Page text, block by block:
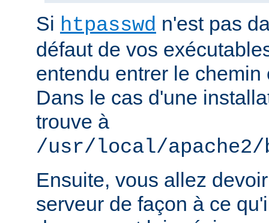
Si htpasswd n'est pas
défaut de vos
entendu entrer le chemin
Dans le cas d'une
trouve à
/usr/local/apache2/
Ensuite, vous allez
serveur de façon à ce